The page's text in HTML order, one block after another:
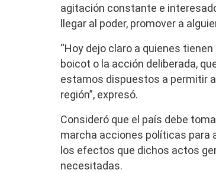
agitación constante e
llegar al poder, promover a
“Hoy dejo claro a quienes
boicot o la acción deliberada,
estamos dispuestos a permitir
región”, expresó.
Consideró que el país debe
marcha acciones políticas para
los efectos que dichos actos
necesitadas.